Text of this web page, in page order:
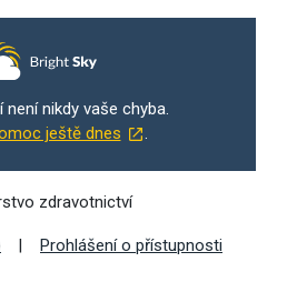
není nikdy vaše chyba.
ještě dnes
.
zdravotnictví
Prohlášení o přístupnosti